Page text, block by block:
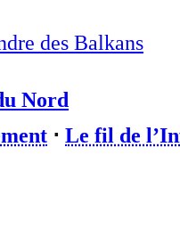
des Balkans
Nord
⋅ Le fil de